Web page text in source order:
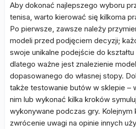
Aby dokonać najlepszego wyboru
tenisa, warto kierować się kilkoma
Po pierwsze, zawsze należy
modeli przed podjęciem decyzji;
swoje unikalne podejście do
dlatego ważne jest znalezienie
dopasowanego do własnej stopy.
także testowanie butów w sklepie –
nim lub wykonać kilka kroków
wykonywane podczas gry. Kolejnym
zwrócenie uwagi na opinie innych